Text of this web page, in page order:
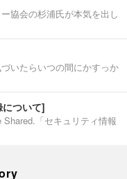
協会の杉浦氏が本気を出し
いたらいつの間にかすっか
ついて]
「セキュリティ情報